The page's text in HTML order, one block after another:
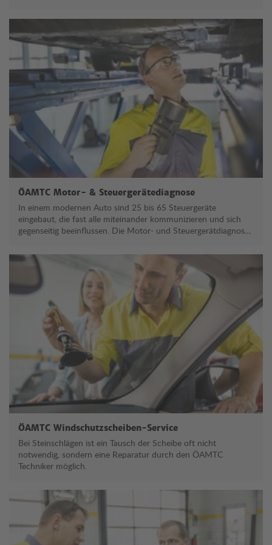
ÖAMTC Motor- & Steuergerätediagnose
In einem modernen Auto sind 25 bis 65 Steuergeräte
eingebaut, die fast alle miteinander kommunizieren und sich
gegenseitig beeinflussen. Die Motor- und Steuergerätdiagnose
zum Erkennen und Löschen von Fehlern.
ÖAMTC Windschutzscheiben-Service
Bei Steinschlägen ist ein Tausch der Scheibe oft nicht
notwendig, sondern eine Reparatur durch den ÖAMTC
Techniker möglich.